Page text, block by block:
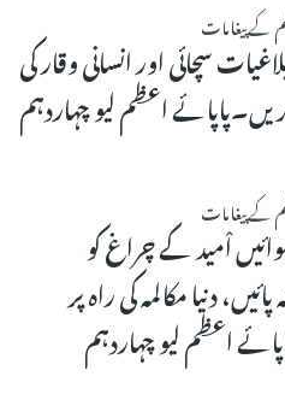
کے پیغامات
سچائی اور انسانی وقار کی
اعظم لیو چہاردہم
کے پیغامات
اْمید کے چراغ کو
دنیا مکالمہ کی راہ پر
اعظم لیو چہاردہم